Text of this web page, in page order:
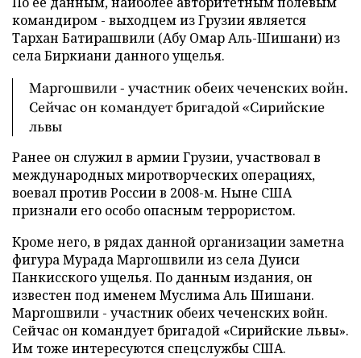
командиром - выходцем из Грузии является
Тархан Батирашвили (Абу Омар Аль-Шишани) из
села Биркиани данного ущелья.
Маргошвили - участник обеих чеченских войн.
Сейчас он командует бригадой «Сирийские
львы
Ранее он служил в армии Грузии, участвовал в
международных миротворческих операциях,
воевал против России в 2008-м. Ныне США
признали его особо опасным террористом.
Кроме него, в рядах данной организации заметна
фигура Мурада Маргошвили из села Дуиси
Панкисского ущелья. По данным издания, он
известен под именем Муслима Аль Шишани.
Маргошвили - участник обеих чеченских войн.
Сейчас он командует бригадой «Сирийские львы».
Им тоже интересуются спецслужбы США.